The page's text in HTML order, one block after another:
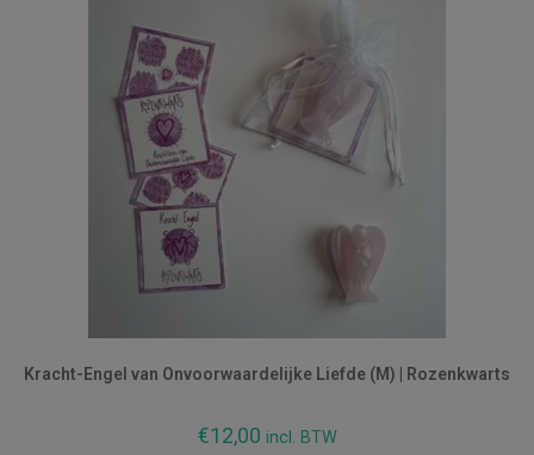
Kracht-Engel van Onvoorwaardelijke Liefde (M) | Rozenkwarts
€12,00 incl. BTW